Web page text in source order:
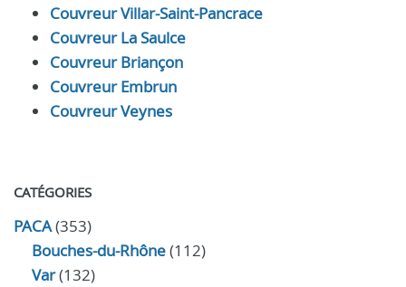
Couvreur Villar-Saint-Pancrace
Couvreur La Saulce
Couvreur Briançon
Couvreur Embrun
Couvreur Veynes
CATÉGORIES
PACA(353)
Bouches-du-Rhône(112)
Var(132)